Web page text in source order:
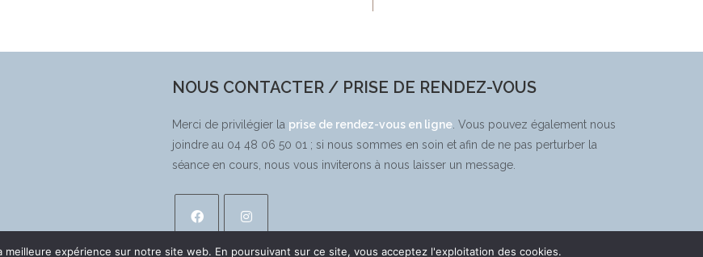
NOUS CONTACTER / PRISE DE RENDEZ-VOUS
Merci de privilégier la prise de rendez-vous en ligne. Vous pouvez également nous
joindre au 04 48 06 50 01 ; si nous sommes en soin et afin de ne pas perturber la
séance en cours, nous vous inviterons à nous laisser un message.
expérience sur notre site web. En poursuivant sur ce site, vous acceptez l'exploitation des cookies.